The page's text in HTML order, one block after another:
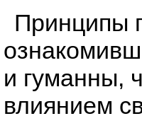
Принципы
и гуманны,
влиянием